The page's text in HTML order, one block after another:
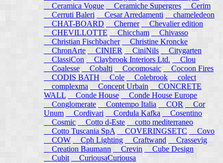
Ceramica Vogue
Ceramiche Supergres Cerim
Cerruti Baleri
Cesar Arredamenti
chameledeon
CHAT-BOARD
Cherner
Chevalier edition
CHEVILLOTTE
Chiccham
Chivasso
Christian Fischbacher
Christine Kroncke
ChronArte
CINIER CiniNils
Citygarten
ClassiCon
Claybrook Interiors Ltd.
Clou
Coalesse
Cobalti Cocomosaic
Cocoon Fires
CODIS BATH
Cole Colebrook
colect
complexma
Concept Urbain
CONCRETE
WALL
Conde House
Conde House Europe
Conglomerate
Contempo Italia COR
Cor
Unum
Cordivari Cordula Kafka
Cosentino
Cosmic
Cotto d-Este
cotto mediterraneo
Cotto Tuscania SpA
COVERINGSETC
Covo
COW
Cph Lighting Craftwand
Crassevig
Creation Baumann
Crevin
Cube Design
Cubit
CuriousaCuriousa